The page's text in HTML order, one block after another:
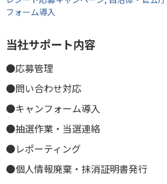
フォーム導入
当社サポート内容
●応募管理
●問い合わせ対応
●キャンフォーム導入
●抽選作業・当選連絡
●レポーティング
●個人情報廃棄・抹消証明書発行